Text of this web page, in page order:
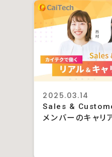
2025.03.14
Sales &
メンバーのキャリ